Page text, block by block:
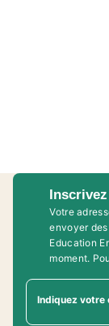
Votre
envoyer
Education
moment.
Indiquez votre